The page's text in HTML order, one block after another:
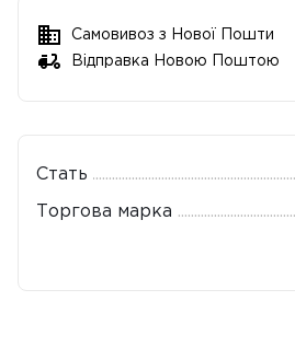
Самовивоз з Нової Пошти
Відправка Новою Поштою
Стать
Торгова марка